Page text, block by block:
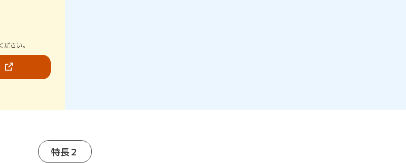
ださい。
（新しいタブで開きます）
特長２